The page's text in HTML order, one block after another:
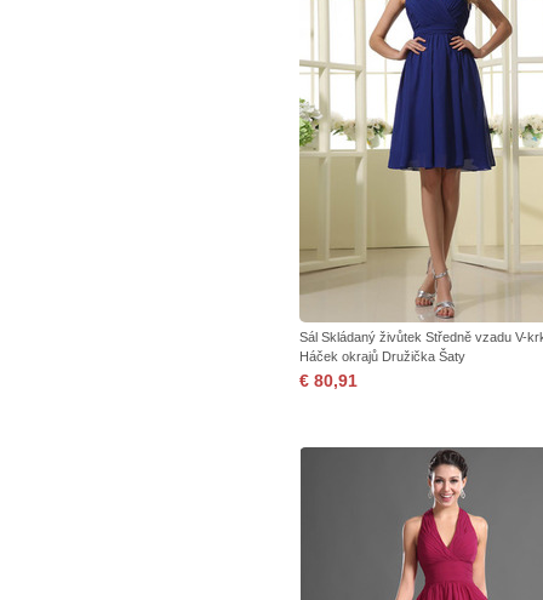
Sál Skládaný živůtek Středně vzadu V-
Háček okrajů Družička Šaty
€ 80,91